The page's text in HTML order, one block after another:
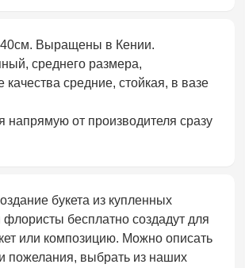
Выращены в Кении.
среднего размера,
качества средние, стойкая, в вазе
напрямую от производителя сразу
букета из купленных
бесплатно создадут для
или композицию. Можно описать
пожелания, выбрать из наших